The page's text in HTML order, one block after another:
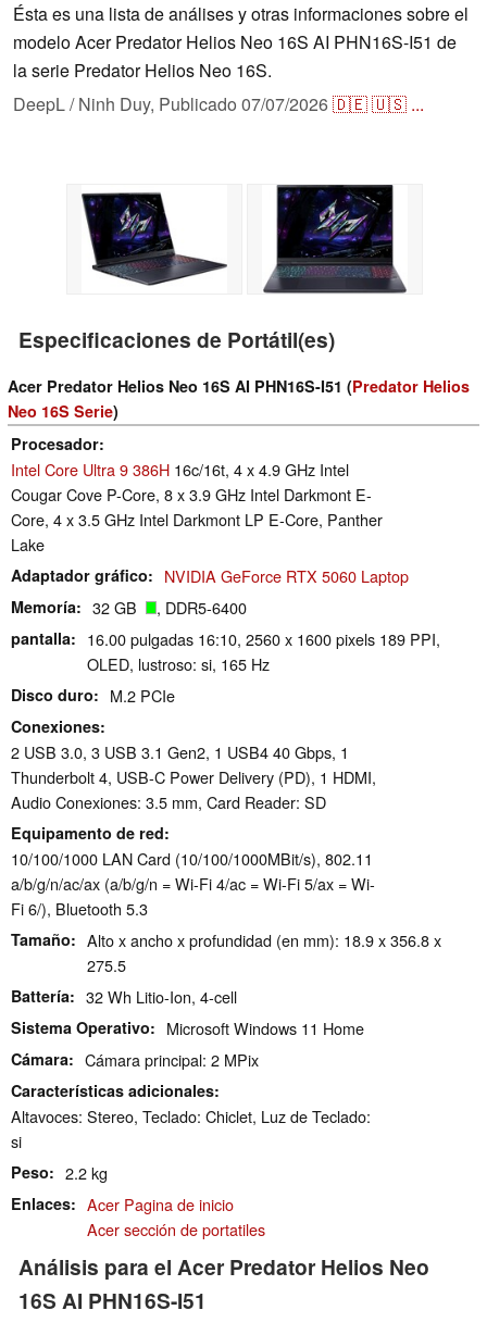
Ésta es una lista de análises y otras informaciones sobre el
modelo Acer Predator Helios Neo 16S AI PHN16S-I51 de
la serie Predator Helios Neo 16S.
DeepL / Ninh Duy, Publicado 07/07/2026🇩🇪🇺🇸 ...
Especificaciones de Portátil(es)
Acer Predator Helios Neo 16S AI PHN16S-I51 (Predator Helios
Neo 16S Serie)
Procesador
Intel Core Ultra 9 386H 16c/16t, 4 x 4.9 GHz Intel
Cougar Cove P-Core, 8 x 3.9 GHz Intel Darkmont E-
Core, 4 x 3.5 GHz Intel Darkmont LP E-Core, Panther
Lake
Adaptador gráfico NVIDIA GeForce RTX 5060 Laptop
Memoría 32 GB , DDR5-6400
pantalla
16.00 pulgadas 16:10, 2560 x 1600 pixels 189 PPI,
OLED, lustroso: si, 165 Hz
Disco duro M.2 PCIe
Conexiones
2 USB 3.0, 3 USB 3.1 Gen2, 1 USB4 40 Gbps, 1
Thunderbolt 4, USB-C Power Delivery (PD), 1 HDMI,
Audio Conexiones: 3.5 mm, Card Reader: SD
Equipamento de red
10/100/1000 LAN Card (10/100/1000MBit/s), 802.11
a/b/g/n/ac/ax (a/b/g/n = Wi-Fi 4/ac = Wi-Fi 5/ax = Wi-
Fi 6/), Bluetooth 5.3
Tamaño
Alto x ancho x profundidad (en mm): 18.9 x 356.8 x
275.5
Battería 32 Wh Litio-Ion, 4-cell
Sistema Operativo Microsoft Windows 11 Home
Cámara Cámara principal: 2 MPix
Características adicionales
Altavoces: Stereo, Teclado: Chiclet, Luz de Teclado:
si
Peso 2.2 kg
Enlaces
Acer Pagina de inicio
Acer sección de portatiles
Análisis para el Acer Predator Helios Neo
16S AI PHN16S-I51